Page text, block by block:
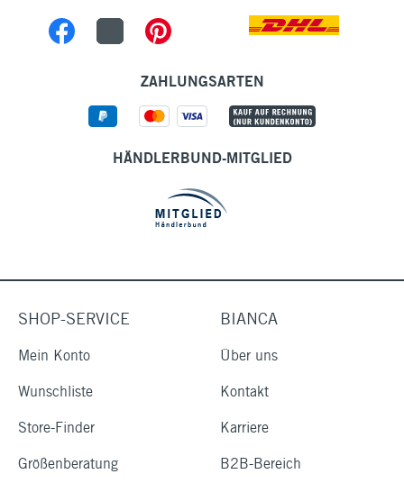
ZAHLUNGSARTEN
HÄNDLERBUND-MITGLIED
SHOP-SERVICE
Mein Konto
Wunschliste
Store-Finder
Größenberatung
BIANCA
Über uns
Kontakt
Karriere
B2B-Bereich